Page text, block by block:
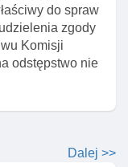
do spraw
zgody
Komisji
odstępstwo nie
Dalej >>
w